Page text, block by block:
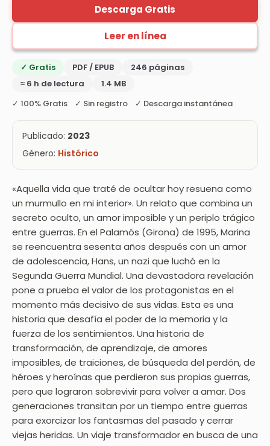
Descarga Gratis
Leer en línea
✓ Gratis PDF / EPUB
246 páginas
≈ 6 h de lectura
1.4 MB
✓ 100% Gratis ✓ Sin registro ✓ Descarga instantánea
Publicado: 2023
Género: Histórico
«Aquella vida que traté de ocultar hoy resuena como
un murmullo en mi interior». Un relato que combina un
secreto oculto, un amor imposible y un periplo trágico
entre guerras. En el Palamós (Girona) de 1995, Marina
se reencuentra sesenta años después con un amor
de adolescencia, Hans, un nazi que luchó en la
Segunda Guerra Mundial. Una devastadora revelación
pone a prueba el valor de los protagonistas en el
momento más decisivo de sus vidas. Esta es una
historia que desafía el poder de la memoria y la
fuerza de los sentimientos. Una historia de
transformación, de aprendizaje, de amores
imposibles, de traiciones, de búsqueda del perdón, de
héroes y heroínas que perdieron sus propias guerras,
pero que lograron sobrevivir para volver a amar. Dos
generaciones transitan por un tiempo entre guerras
para exorcizar los fantasmas del pasado y cerrar
viejas heridas. Un viaje transformador en busca de una